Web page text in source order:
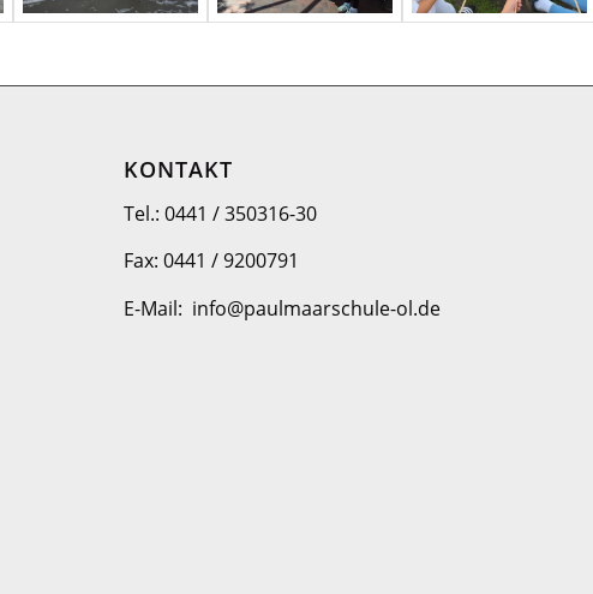
KONTAKT
Tel.: 0441 / 350316-30
Fax: 0441 / 9200791
E-Mail: info@paulmaarschule-ol.de